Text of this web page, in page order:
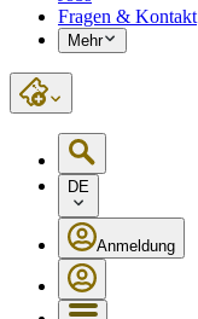
Fragen & Kontakt
Mehr
DE
Anmeldung